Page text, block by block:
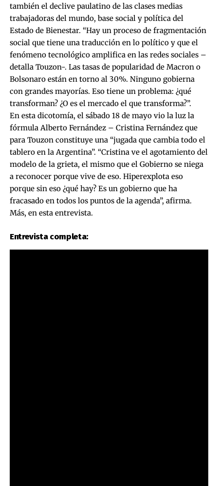
también el declive paulatino de las clases medias
trabajadoras del mundo, base social y política del
Estado de Bienestar. “Hay un proceso de fragmentación
social que tiene una traducción en lo político y que el
fenómeno tecnológico amplifica en las redes sociales –
detalla Touzon-. Las tasas de popularidad de Macron o
Bolsonaro están en torno al 30%. Ninguno gobierna
con grandes mayorías. Eso tiene un problema: ¿qué
transforman? ¿O es el mercado el que transforma?”.
En esta dicotomía, el sábado 18 de mayo vio la luz la
fórmula Alberto Fernández – Cristina Fernández que
para Touzon constituye una “jugada que cambia todo el
tablero en la Argentina”. “Cristina ve el agotamiento del
modelo de la grieta, el mismo que el Gobierno se niega
a reconocer porque vive de eso. Hiperexplota eso
porque sin eso ¿qué hay? Es un gobierno que ha
fracasado en todos los puntos de la agenda”, afirma.
Más, en esta entrevista.
Entrevista completa: